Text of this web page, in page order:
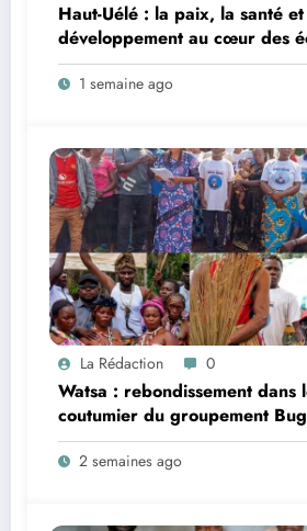
Haut-Uélé : la paix, la santé
développement au cœur des
entre le vice-gouverneur
Matata et les chefs des
1 semaine ago
La Rédaction 0
Watsa : rebondissement dans
coutumier du groupement
famille régnante Mbiliki
l’installation urgente de
2 semaines ago